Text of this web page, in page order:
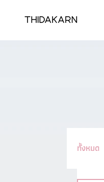
ทั้งหมด